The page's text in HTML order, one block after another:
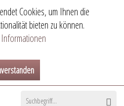
Cookies, um Ihnen die
bieten zu können.